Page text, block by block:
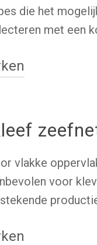
die het
met een
vlakke
voor